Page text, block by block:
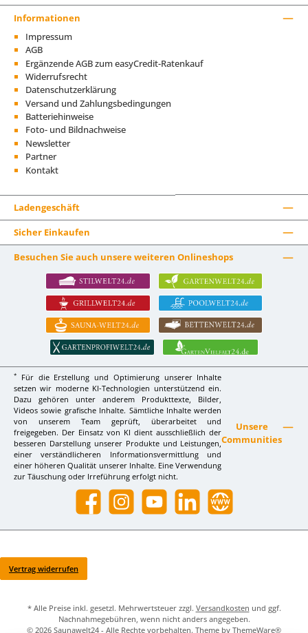
Informationen
Impressum
AGB
Ergänzende AGB zum easyCredit-Ratenkauf
Widerrufsrecht
Datenschutzerklärung
Versand und Zahlungsbedingungen
Batteriehinweise
Foto- und Bildnachweise
Newsletter
Partner
Kontakt
Ladengeschäft
Sicher Einkaufen
Besuchen Sie auch unsere weiteren Onlineshops
*
Für die Erstellung und Optimierung unserer Inhalte
setzen wir moderne KI-Technologien unterstützend ein.
Dazu gehören unter anderem Produkttexte, Bilder,
Videos sowie grafische Inhalte. Sämtliche Inhalte werden
von unserem Team geprüft, überarbeitet und
freigegeben. Der Einsatz von KI dient ausschließlich der
besseren Darstellung unserer Produkte und Leistungen,
einer verständlicheren Informationsvermittlung und
einer höheren Qualität unserer Inhalte. Eine Verwendung
zur Täuschung oder Irreführung erfolgt nicht.
Unsere
Communities
Facebook InstagramYouTube LinkedIn Website
Vertrag widerrufen
* Alle Preise inkl. gesetzl. Mehrwertsteuer zzgl. Versandkosten und ggf.
Nachnahmegebühren, wenn nicht anders angegeben.
© 2026 Saunawelt24 - Alle Rechte vorbehalten. Theme by ThemeWare®